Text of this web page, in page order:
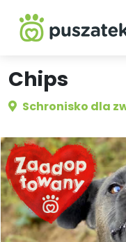
Chips
Schronisko dla